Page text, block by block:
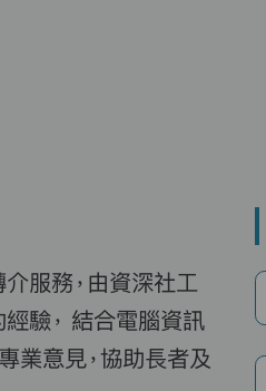
服務，由資深社工
驗， 結合電腦資訊
業意見，協助長者及